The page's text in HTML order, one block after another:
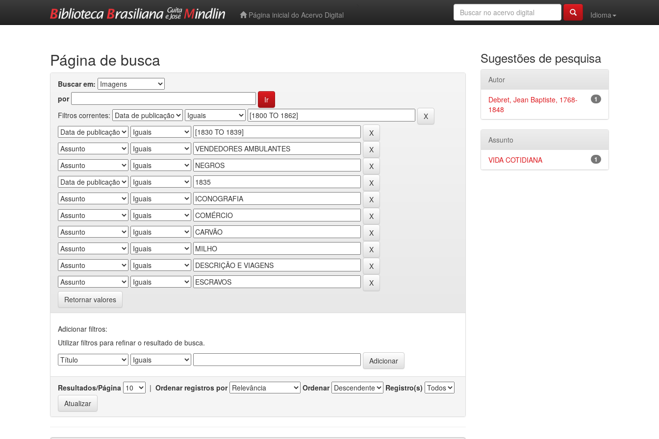
Página inicial do Acervo Digital
Idioma
Página de busca
Buscar em:
por
Filtros correntes:
Retornar valores
Adicionar filtros:
Utilizar filtros para refinar o resultado de busca.
Resultados/Página | Ordenar registros por Ordenar Registro(s)
Sugestões de pesquisa
Autor
1
Debret, Jean Baptiste, 1768-
1848
Assunto
1
VIDA COTIDIANA